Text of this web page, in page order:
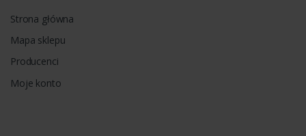
Strona główna
Mapa sklepu
Producenci
Moje konto